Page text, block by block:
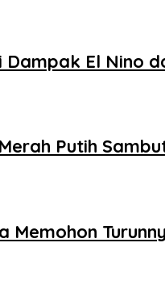
El Nino
Putih